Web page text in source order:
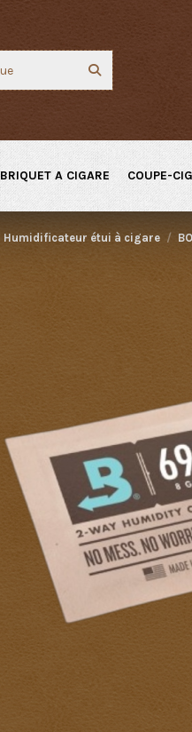
BRIQUET A CIGARE COUPE-
Humidificateur étui à cigare